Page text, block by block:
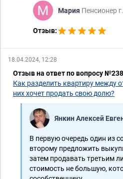
Мария Пенсионер
Отзыв:
18.04.2024, 12:28
Отзыв на ответ по вопросу
Как разделить квартиру между
них хочет продать свою долю?
Янкин Алексей
В первую очередь один из
второму предложить
затем продавать третьим
стоимость не большую,